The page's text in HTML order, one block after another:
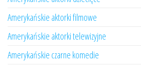
Amerykańskie aktorki filmowe
Amerykańskie aktorki telewizyjne
Amerykańskie czarne komedie